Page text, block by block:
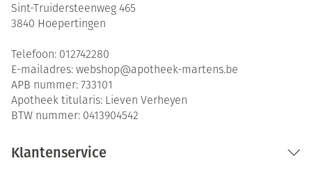
Sint-Truidersteenweg 465
3840 Hoepertingen
Telefoon: 012742280
E-mailadres: webshop@apotheek-martens.be
APB nummer: 733101
Apotheek titularis: Lieven Verheyen
BTW nummer: 0413904542
Klantenservice